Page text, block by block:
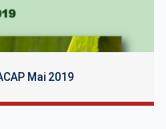
Mai 2019